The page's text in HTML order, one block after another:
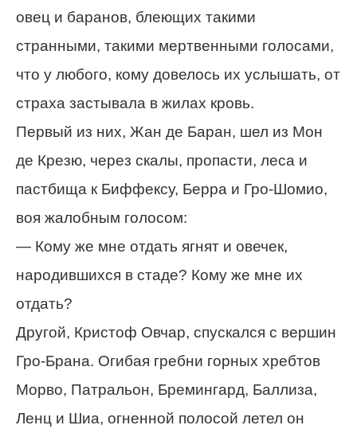
овец и баранов, блеющих такими
странными, такими мертвенными голосами,
что у любого, кому довелось их услышать, от
страха застывала в жилах кровь.
Первый из них, Жан де Баран, шел из Мон
де Крезю, через скалы, пропасти, леса и
пастбища к Биффeксу, Беррa и Гро-Шомиo,
воя жалобным голосом:
— Кому же мне отдать ягнят и овечек,
народившихся в стаде? Кому же мне их
отдать?
Другой, Кристоф Овчар, спускался с вершин
Гро-Брaна. Огибая гребни горных хребтов
Морвo, Патральoн, Бремингaрд, Баллизa,
Ленц и Шиa, огненной полосой летел он